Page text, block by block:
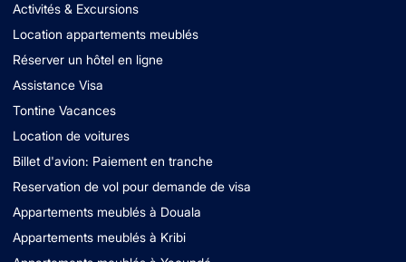
Activités & Excursions
Location appartements meublés
Réserver un hôtel en ligne
Assistance Visa
Tontine Vacances
Location de voitures
Billet d'avion: Paiement en tranche
Reservation de vol pour demande de visa
Appartements meublés à Douala
Appartements meublés à Kribi